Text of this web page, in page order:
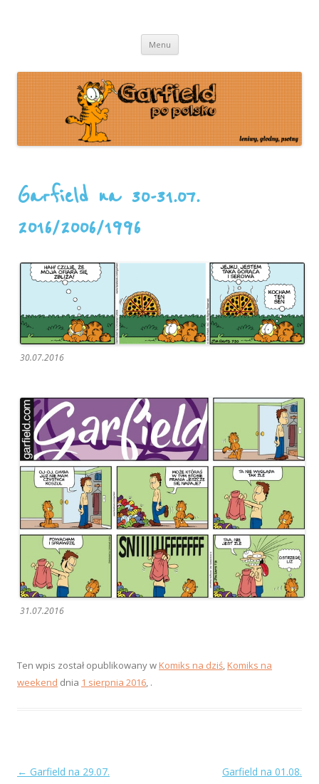
leniwy, głodny, psotny
Menu Przeskocz
treści
Garfield na 30-31.07.
2016/2006/1996
30.07.2016
31.07.2016
Ten wpis został opublikowany wKomiks na dziś,Komiks na
weekend dnia 1 sierpnia 2016, .
Zobacz
← Garfield na 29.07.
Garfield na 01.08.